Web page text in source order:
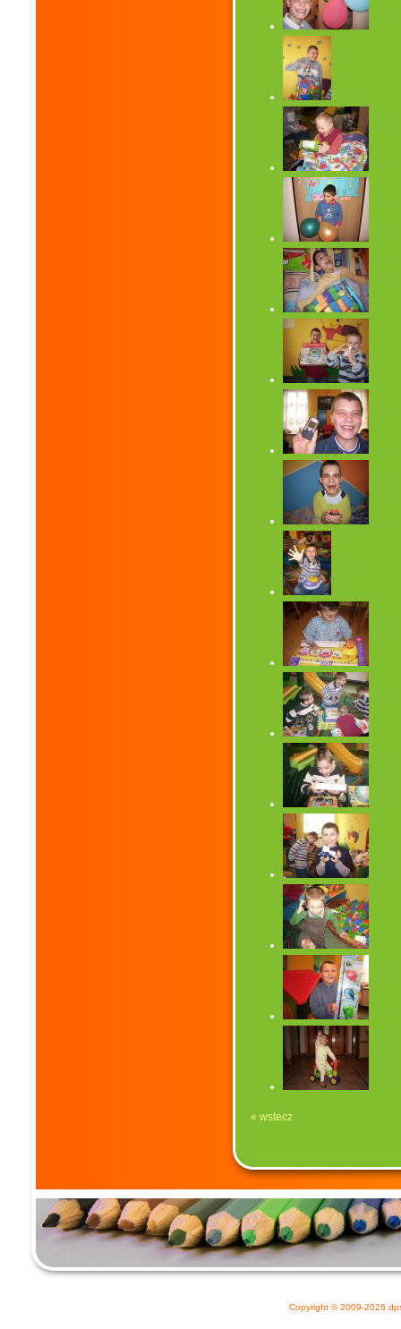
« wstecz
Copyright © 2009-2026